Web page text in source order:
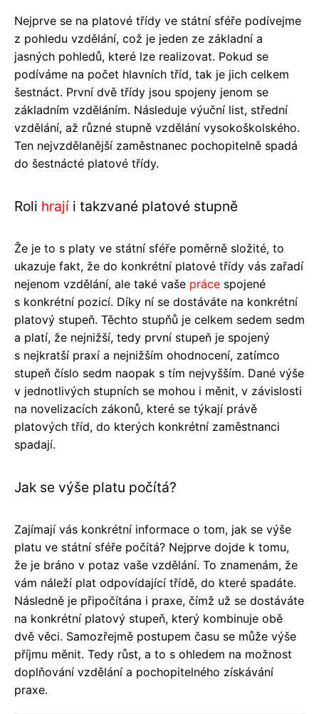
Nejprve se na platové třídy ve státní sféře podívejme
z pohledu vzdělání, což je jeden ze základní a
jasných pohledů, které lze realizovat. Pokud se
podíváme na počet hlavních tříd, tak je jich celkem
šestnáct. První dvě třídy jsou spojeny jenom se
základním vzděláním. Následuje výuční list, střední
vzdělání, až různé stupně vzdělání vysokoškolského.
Ten nejvzdělanější zaměstnanec pochopitelně spadá
do šestnácté platové třídy.
Roli hrají i takzvané platové stupně
Že je to s platy ve státní sféře poměrně složité, to
ukazuje fakt, že do konkrétní platové třídy vás zařadí
nejenom vzdělání, ale také vaše práce spojené
s konkrétní pozicí. Díky ní se dostáváte na konkrétní
platový stupeň. Těchto stupňů je celkem sedem sedm
a platí, že nejnižší, tedy první stupeň je spojený
s nejkratší praxí a nejnižším ohodnocení, zatímco
stupeň číslo sedm naopak s tím nejvyšším. Dané výše
v jednotlivých stupních se mohou i měnit, v závislosti
na novelizacích zákonů, které se týkají právě
platových tříd, do kterých konkrétní zaměstnanci
spadají.
Jak se výše platu počítá?
Zajímají vás konkrétní informace o tom, jak se výše
platu ve státní sféře počítá? Nejprve dojde k tomu,
že je bráno v potaz vaše vzdělání. To znamenám, že
vám náleží plat odpovídající třídě, do které spadáte.
Následně je připočítána i praxe, čímž už se dostáváte
na konkrétní platový stupeň, který kombinuje obě
dvě věci. Samozřejmě postupem času se může výše
příjmu měnit. Tedy růst, a to s ohledem na možnost
doplňování vzdělání a pochopitelného získávání
praxe.